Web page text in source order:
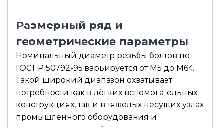
Размерный ряд и
геометрические параметры
Номинальный диаметр резьбы болтов по
ГОСТ Р 50792-95 варьируется от М5 до М64.
Такой широкий диапазон охватывает
потребности как в лёгких вспомогательных
конструкциях, так и в тяжёлых несущих узлах
промышленного оборудования и